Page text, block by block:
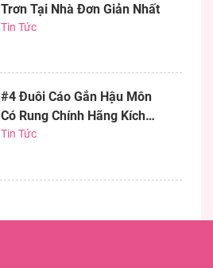
Trơn Tại Nhà Đơn Giản Nhất
Tin Tức
#4 Đuôi Cáo Gắn Hậu Môn
Có Rung Chính Hãng Kích
Thích Mạnh
Tin Tức